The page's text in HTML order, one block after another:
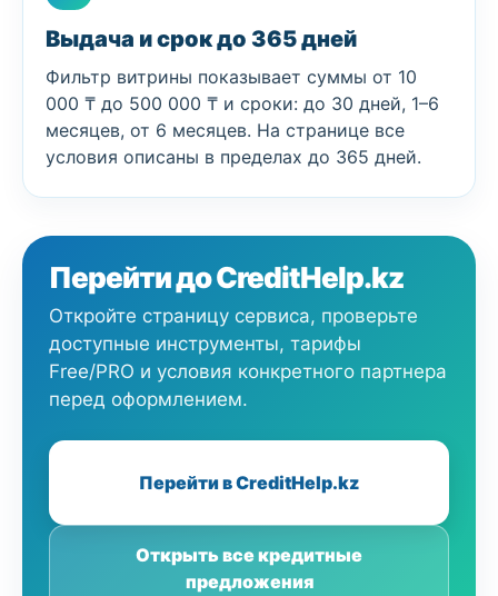
Выдача и срок до 365 дней
Фильтр витрины показывает суммы от 10
000 ₸ до 500 000 ₸ и сроки: до 30 дней, 1–6
месяцев, от 6 месяцев. На странице все
условия описаны в пределах до 365 дней.
Перейти до CreditHelp.kz
Откройте страницу сервиса, проверьте
доступные инструменты, тарифы
Free/PRO и условия конкретного партнера
перед оформлением.
Перейти в CreditHelp.kz
Открыть все кредитные
предложения